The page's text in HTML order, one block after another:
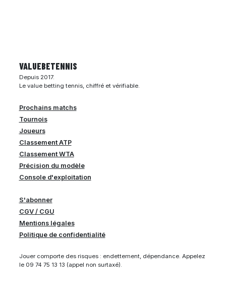
VALUEBETENNIS
Depuis 2017.
Le value betting tennis, chiffré et vérifiable.
Prochains matchs
Tournois
Joueurs
Classement ATP
Classement WTA
Précision du modèle
Console d'exploitation
S'abonner
CGV / CGU
Mentions légales
Politique de confidentialité
Jouer comporte des risques : endettement, dépendance. Appelez
le 09 74 75 13 13 (appel non surtaxé).